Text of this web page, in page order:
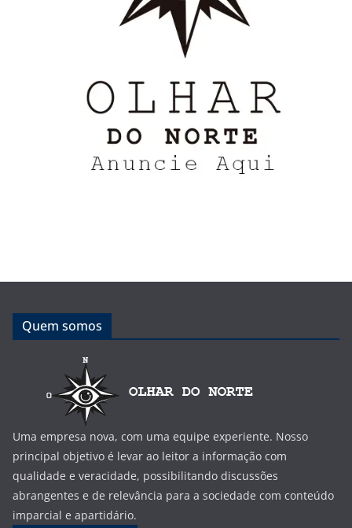
Quem somos
Uma empresa nova, com uma equipe experiente. Nosso
principal objetivo é levar ao leitor a informação com
qualidade e veracidade, possibilitando discussões
abrangentes e de relevância para a sociedade com conteúdo
imparcial e apartidário.